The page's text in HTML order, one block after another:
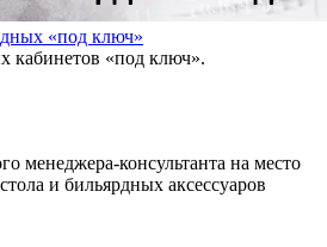
«под ключ»
кабинетов «под ключ».
менеджера-консультанта на место
и бильярдных аксессуаров